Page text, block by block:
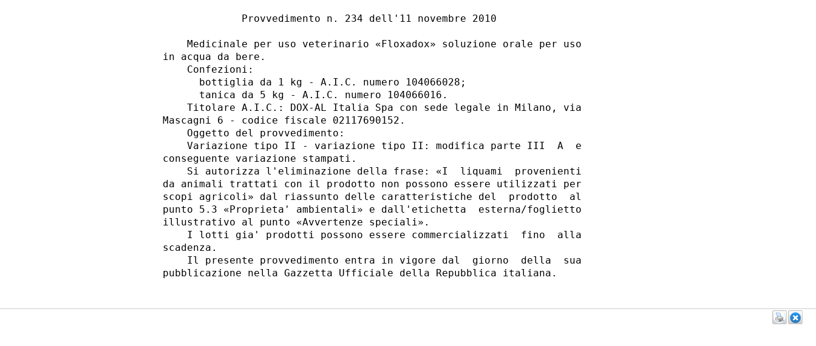
             Provvedimento n. 234 dell'11 novembre 2010
    Medicinale per uso veterinario «Floxadox» soluzione orale per uso
in acqua da bere.
    Confezioni:
      bottiglia da 1 kg - A.I.C. numero 104066028;
      tanica da 5 kg - A.I.C. numero 104066016.
    Titolare A.I.C.: DOX-AL Italia Spa con sede legale in Milano, via
Mascagni 6 - codice fiscale 02117690152.
    Oggetto del provvedimento:
    Variazione tipo II - variazione tipo II: modifica parte III  A  e
conseguente variazione stampati.
    Si autorizza l'eliminazione della frase: «I  liquami  provenienti
da animali trattati con il prodotto non possono essere utilizzati per
scopi agricoli» dal riassunto delle caratteristiche del  prodotto  al
punto 5.3 «Proprieta' ambientali» e dall'etichetta  esterna/foglietto
illustrativo al punto «Avvertenze speciali».
    I lotti gia' prodotti possono essere commercializzati  fino  alla
scadenza.
    Il presente provvedimento entra in vigore dal  giorno  della  sua